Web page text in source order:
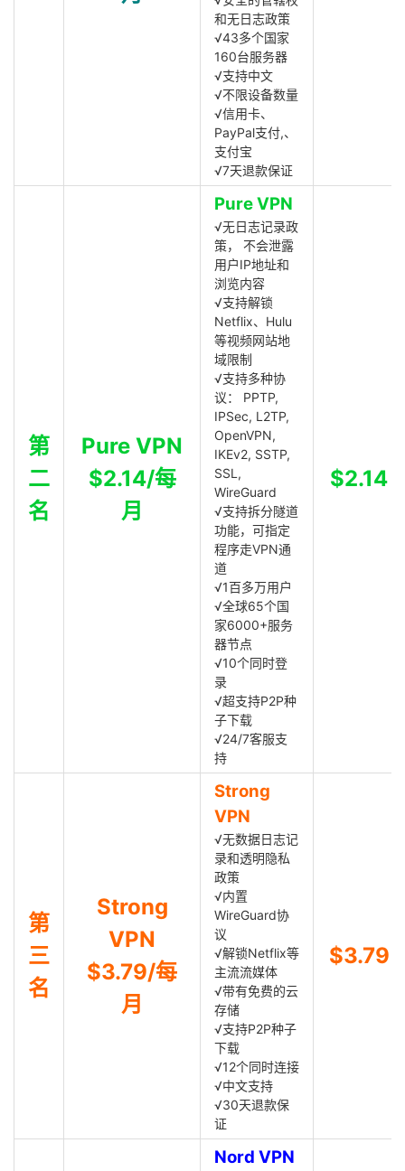
和无日志政策
√43多个国家
160台服务器
√支持中文
√不限设备数量
√信用卡、
PayPal支付,、
支付宝
√7天退款保证
第
二
名
Pure VPN
$2.14/每
月
Pure VPN
√无日志记录政
策， 不会泄露
用户IP地址和
浏览内容
√支持解锁
Netflix、Hulu
等视频网站地
域限制
√支持多种协
议： PPTP,
IPSec, L2TP,
OpenVPN,
IKEv2, SSTP,
SSL,
WireGuard
√支持拆分隧道
功能，可指定
程序走VPN通
道
√1百多万用户
√全球65个国
家6000+服务
器节点
√10个同时登
录
√超支持P2P种
子下载
√24/7客服支
持
$2.14
第
三
名
Strong
VPN
$3.79/每
月
Strong
VPN
√无数据日志记
录和透明隐私
政策
√内置
WireGuard协
议
√解锁Netflix等
主流流媒体
√带有免费的云
存储
√支持P2P种子
下载
√12个同时连接
√中文支持
√30天退款保
证
$3.79
Nord VPN